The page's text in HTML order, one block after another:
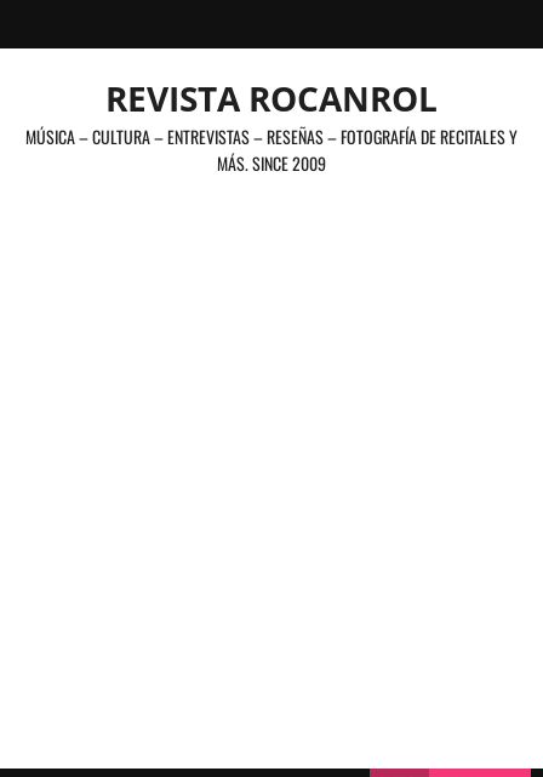
al
REVISTA ROCANROL
MÚSICA – CULTURA – ENTREVISTAS – RESEÑAS – FOTOGRAFÍA DE RECITALES Y
MÁS. SINCE 2009